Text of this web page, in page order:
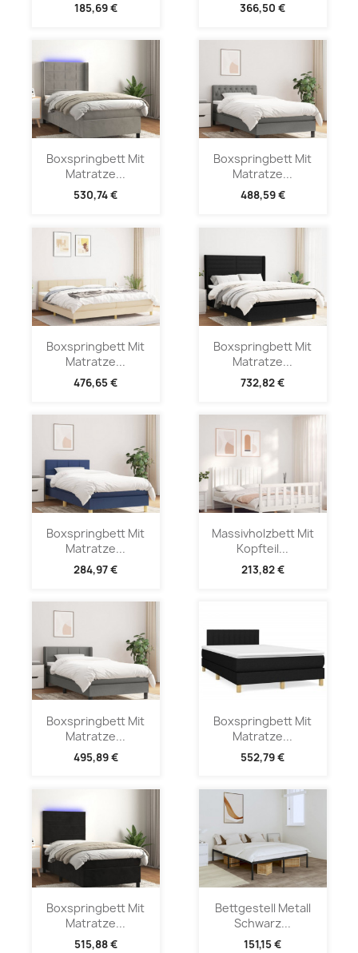
185,69 € 366,50 €
Boxspringbett Mit
Matratze...
530,74 €
Boxspringbett Mit
Matratze...
488,59 €
Boxspringbett Mit
Matratze...
476,65 €
Boxspringbett Mit
Matratze...
732,82 €
Boxspringbett Mit
Matratze...
284,97 €
Massivholzbett Mit
Kopfteil...
213,82 €
Boxspringbett Mit
Matratze...
495,89 €
Boxspringbett Mit
Matratze...
552,79 €
Boxspringbett Mit
Matratze...
515,88 €
Bettgestell Metall
Schwarz...
151,15 €